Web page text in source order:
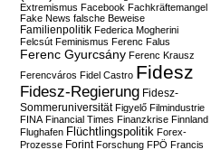
Extremismus Facebook Fachkräftemangel
Fake News falsche Beweise
Familienpolitik Federica Mogherini
Felcsút Feminismus Ferenc Falus
Ferenc Gyurcsány Ferenc Krausz
Ferencváros Fidel Castro Fidesz
Fidesz-Regierung Fidesz-
Sommeruniversität Figyelő Filmindustrie
FINA Financial Times Finanzkrise Finnland
Flughafen Flüchtlingspolitik Forex-
Prozesse Forint Forschung FPÖ Francis